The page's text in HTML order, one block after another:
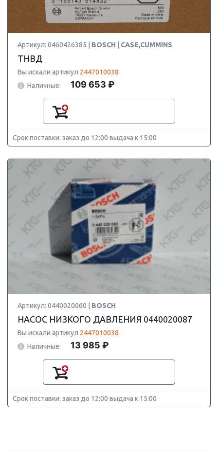
Артикул: 0460426385 | BOSCH CASE,CUMMINS
ТНВД
Вы искали артикул 2447010038
Наличные:
109 653 ₽
Срок поставки: заказ до 12:00 выдача к 15:00
Артикул: 0440020060 | BOSCH
НАСОС НИЗКОГО ДАВЛЕНИЯ 0440020087
Вы искали артикул 2447010038
Наличные:
13 985 ₽
Срок поставки: заказ до 12:00 выдача к 15:00